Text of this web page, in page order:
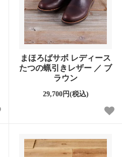
まほろばサボ レディース
たつの蝋引きレザー ／ ブ
ラウン
29,700円(税込)